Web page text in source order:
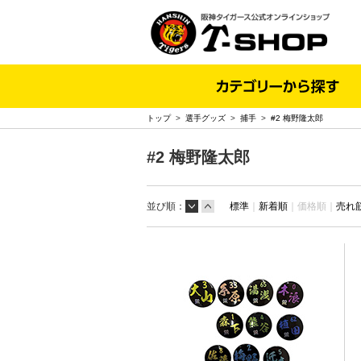
トップ> 選手グッズ > 捕手 > #2 梅野隆太郎
#2 梅野隆太郎
並び順： 標準 ｜ 新着順 ｜ 価格順｜ 売れ